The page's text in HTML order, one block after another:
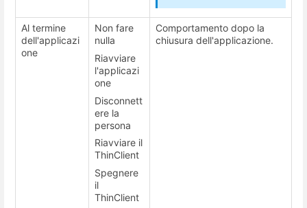
Al termine
dell'applicazi
one
Non fare
nulla
Riavviare
l'applicazi
one
Disconnett
ere la
persona
Riavviare il
ThinClient
Spegnere
il
ThinClient
Comportamento dopo la
chiusura dell'applicazione.